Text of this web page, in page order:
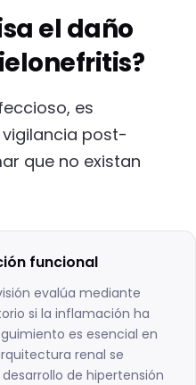
el daño
es
post-
que no existan
funcional
evalúa mediante
si la inflamación ha
es esencial en
renal se
de hipertensión